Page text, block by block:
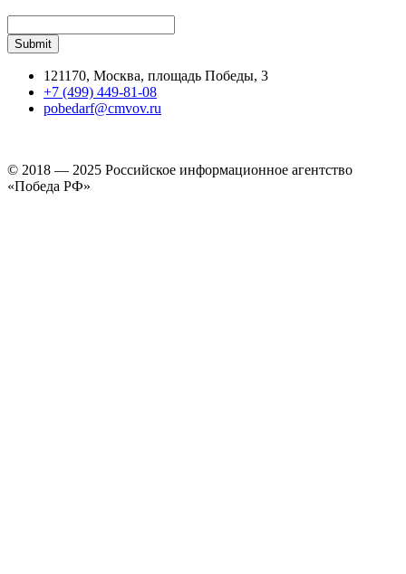
121170, Москва, площадь Победы, 3
+7 (499) 449-81-08
pobedarf@cmvov.ru
© 2018 — 2025 Российское информационное агентство
«Победа РФ»